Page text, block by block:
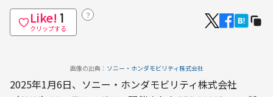
Like! 1
クリップする
？
画像の出典： ソニー・ホンダモビリティ株式会社
2025年1月6日、ソニー・ホンダモビリティ株式会社